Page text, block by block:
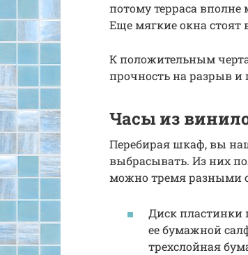
потому терраса вполне
Еще мягкие окна стоят
К положительным
прочность на разрыв и
Часы из
Перебирая шкаф, вы
выбрасывать. Из них
можно тремя разными
Диск пластинки
ее бумажной
трехслойная